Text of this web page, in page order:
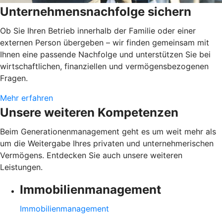
Unternehmensnachfolge sichern
Ob Sie Ihren Betrieb innerhalb der Familie oder einer
externen Person übergeben – wir finden gemeinsam mit
Ihnen eine passende Nachfolge und unterstützen Sie bei
wirtschaftlichen, finanziellen und vermögensbezogenen
Fragen.
Mehr erfahren
Unsere weiteren Kompetenzen
Beim Generationenmanagement geht es um weit mehr als
um die Weitergabe Ihres privaten und unternehmerischen
Vermögens. Entdecken Sie auch unsere weiteren
Leistungen.
Immobilienmanagement
Immobilienmanagement